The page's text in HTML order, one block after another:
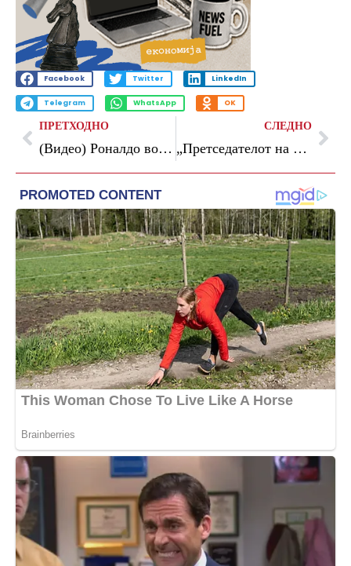
Facebook Twitter LinkedIn
Telegram WhatsApp OK
ПРЕТХОДНО
(Видео) Роналдо во шок – Автогол на голманот во 98-та минута му ја одложи прославата на титулата
СЛЕДНО
„Претседателот на Реал секогаш глуми дека е жртва и постојано тврди дека е прогонуван“